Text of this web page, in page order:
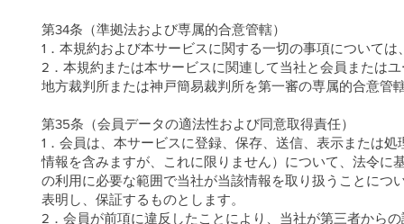
第34条（準拠法および専属的合意管轄）
1．本規約および本サービスに関する一切の事項について
2．本規約または本サービスに関連して当社と会員または
地方裁判所または神戸簡易裁判所を第一審の専属的合意管
第35条（会員データの適法性および同意取得責任）
1．会員は、本サービスに登録、保存、送信、表示または
情報を含みますが、これに限りません）について、法令
の利用に必要な範囲で当社が当該情報を取り扱うことに
表明し、保証するものとします。
2．会員が前項に違反したことにより、当社が第三者から